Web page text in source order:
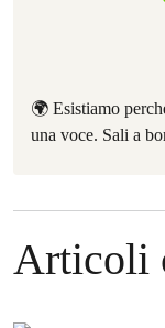
🌍 Esistiamo
una voce. Sali a
Articoli